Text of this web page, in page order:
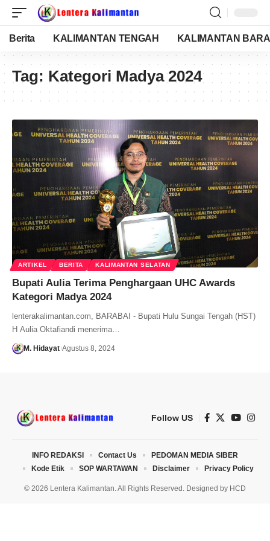
Berita KALIMANTAN TENGAH KALIMANTAN
Tag: Kategori Madya 2024
ARTIKEL BERITA KALIMANTAN SELATAN
Bupati Aulia Terima Penghargaan UHC Awards
Kategori Madya 2024
lenterakalimantan.com, BARABAI - Bupati Hulu Sungai Tengah (HST)
H Aulia Oktafiandi menerima…
M. Hidayat Agustus 8, 2024
Follow US
© 2026 Lentera Kalimantan. All Rights Reserved. Designed by HCD
INFO REDAKSI Contact Us
PEDOMAN MEDIA SIBER
Kode Etik
SOP WARTAWAN Disclaimer Privacy Policy